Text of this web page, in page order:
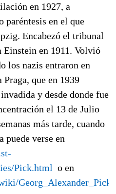
en 1927, a
paréntesis en el que
Encabezó el tribunal
Einstein en 1911. Volvió
los nazis entraron en
que en 1939
y desde donde fue
el 13 de Julio
más tarde, cuando
puede verse en
Pick.html o en
Georg_Alexander_Pick